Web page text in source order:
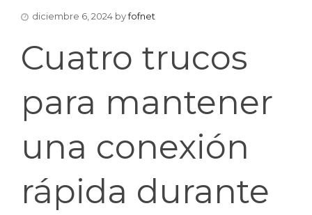
diciembre 6, 2024 byfofnet
Cuatro trucos
para mantener
una conexión
rápida durante